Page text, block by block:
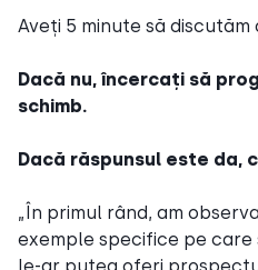
Aveți 5 minute să
Dacă nu, încercați să
schimb.
Dacă răspunsul este da,
„În primul rând, am
exemple specifice pe